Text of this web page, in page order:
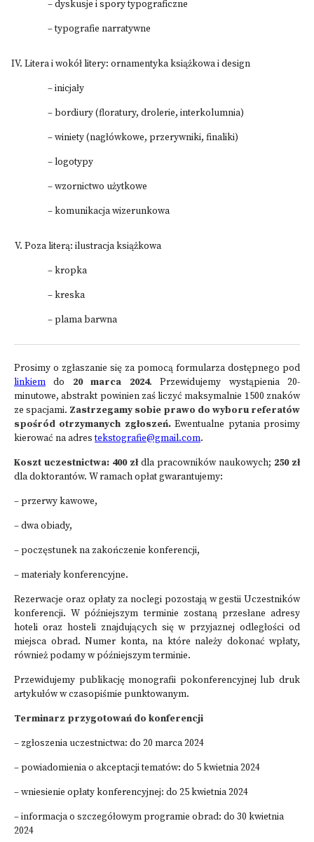
– dyskusje i spory typograficzne
– typografie narratywne
Litera i wokół litery: ornamentyka książkowa i design
– inicjały
– bordiury (floratury, drolerie, interkolumnia)
– winiety (nagłówkowe, przerywniki, finaliki)
– logotypy
– wzornictwo użytkowe
– komunikacja wizerunkowa
Poza literą: ilustracja książkowa
– kropka
– kreska
– plama barwna
Prosimy o zgłaszanie się za pomocą formularza dostępnego pod
linkiem do 20 marca 2024. Przewidujemy wystąpienia 20-
minutowe, abstrakt powinien zaś liczyć maksymalnie 1500 znaków
ze spacjami. Zastrzegamy sobie prawo do wyboru referatów
spośród otrzymanych zgłoszeń.Ewentualne pytania prosimy
kierować na adrestekstografie@gmail.com.
Koszt uczestnictwa: 400 zł dla pracowników naukowych; 250 zł
dla doktorantów. W ramach opłat gwarantujemy:
– przerwy kawowe,
– dwa obiady,
– poczęstunek na zakończenie konferencji,
– materiały konferencyjne.
Rezerwacje oraz opłaty za noclegi pozostają w gestii Uczestników
konferencji. W późniejszym terminie zostaną przesłane adresy
hoteli oraz hosteli znajdujących się w przyjaznej odległości od
miejsca obrad. Numer konta, na które należy dokonać wpłaty,
również podamy w późniejszym terminie.
Przewidujemy publikację monografii pokonferencyjnej lub druk
artykułów w czasopiśmie punktowanym.
Terminarz przygotowań do konferencji
– zgłoszenia uczestnictwa: do 20 marca 2024
– powiadomienia o akceptacji tematów: do 5 kwietnia 2024
– wniesienie opłaty konferencyjnej: do 25 kwietnia 2024
– informacja o szczegółowym programie obrad: do 30 kwietnia
2024